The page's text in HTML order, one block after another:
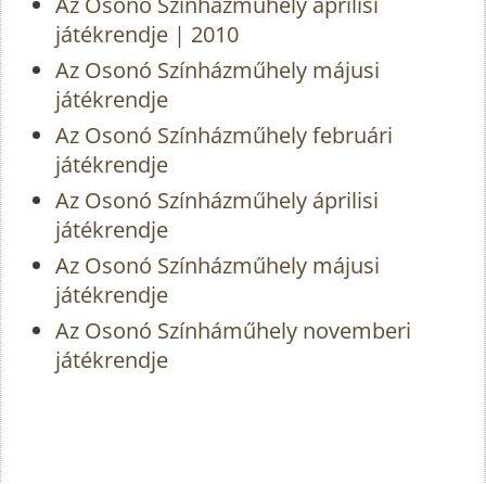
játékrendje | 2010
Az Osonó Színházműhely májusi
játékrendje
Az Osonó Színházműhely februári
játékrendje
Az Osonó Színházműhely áprilisi
játékrendje
Az Osonó Színházműhely májusi
játékrendje
Az Osonó Színháműhely novemberi
játékrendje